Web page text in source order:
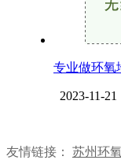
专业做环氧
2023-11-21
友情链接： 苏州环